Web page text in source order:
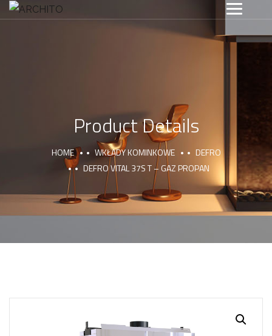
Product Details
HOME WKŁADY KOMINKOWE
DEFRO
DEFRO VITAL 37S T – GAZ PROPAN